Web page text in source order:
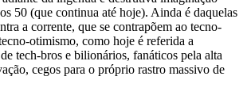
50 (que continua até hoje). Ainda é daquelas
a corrente, que se contrapõem ao tecno-
otimismo, como hoje é referida a
tech-bros e bilionários, fanáticos pela alta
cegos para o próprio rastro massivo de